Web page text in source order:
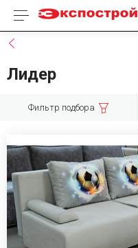
Каталог товаров
Лидер
Фильтр подбора